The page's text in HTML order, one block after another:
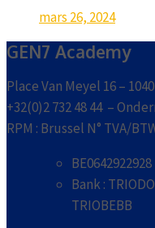
mars 26, 2024
GEN7 Academy
Place Van Meyel 16 –
+32(0)2 732 48 44 –
RPM : Brussel N° TVA/
BE0642922928
Bank :
TRIOBEBB